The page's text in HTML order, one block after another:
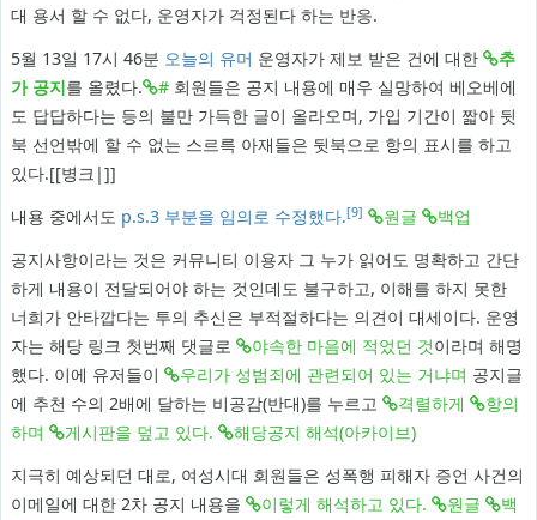
대 용서 할 수 없다, 운영자가 걱정된다 하는 반응.
5월 13일 17시 46분 오늘의 유머 운영자가 제보 받은 건에 대한
추
가 공지를 올렸다. #회원들은 공지 내용에 매우 실망하여 베오베에
도 답답하다는 등의 불만 가득한 글이 올라오며, 가입 기간이 짧아 뒷
북 선언밖에 할 수 없는 스르륵 아재들은 뒷북으로 항의 표시를 하고
있다.[[병크|]]
내용 중에서도 p.s.3 부분을 임의로 수정했다.[9] 원글
백업
공지사항이라는 것은 커뮤니티 이용자 그 누가 읽어도 명확하고 간단
하게 내용이 전달되어야 하는 것인데도 불구하고, 이해를 하지 못한
너희가 안타깝다는 투의 추신은 부적절하다는 의견이 대세이다. 운영
자는 해당 링크 첫번째 댓글로
야속한 마음에 적었던 것이라며 해명
했다. 이에 유저들이
우리가 성범죄에 관련되어 있는 거냐며 공지글
에 추천 수의 2배에 달하는 비공감(반대)를 누르고
격렬하게
항의
하며
게시판을 덮고 있다.
해당공지 해석(아카이브)
지극히 예상되던 대로, 여성시대 회원들은 성폭행 피해자 증언 사건의
이메일에 대한 2차 공지 내용을
이렇게 해석하고 있다. 원글
백